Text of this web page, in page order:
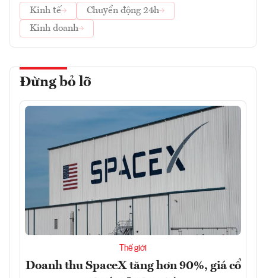
Kinh tế
Chuyển động 24h
Kinh doanh
Đừng bỏ lỡ
Thế giới
Doanh thu SpaceX tăng hơn 90%, giá cổ